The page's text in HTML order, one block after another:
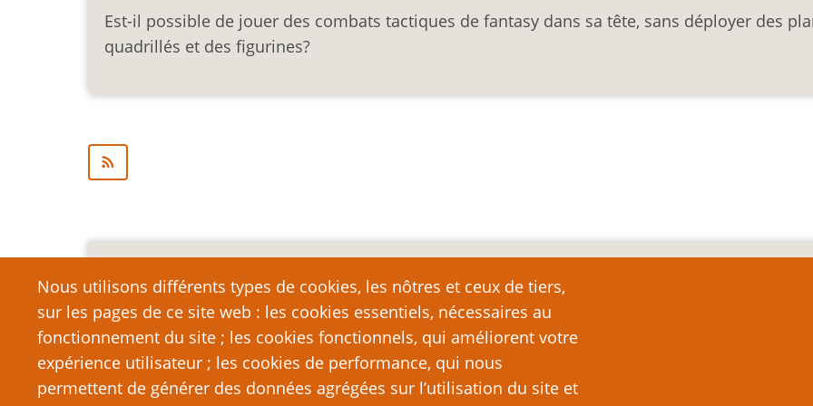
Est-il possible de jouer des combats tactiques de fantasy dans sa tête, sans déployer des
quadrillés et des figurines?
Nous utilisons différents types de cookies, les nôtres et ceux de tiers,
sur les pages de ce site web : les cookies essentiels, nécessaires au
fonctionnement du site ; les cookies fonctionnels, qui améliorent votre
expérience utilisateur ; les cookies de performance, qui nous
permettent de générer des données agrégées sur l’utilisation du site et
Mention légale importante
Nous vous encourageons à faire un lien vers cette page plutôt que de la copier ailleurs, car toute reproduction
qui dépasse la longueur raisonnable d’une citation (c’est-à-dire, en règle générale, un ou deux
strictement interdite. Si vous reproduisez une grande partie ou la totalité du texte de cette page sans l’autorisation
de PTGPTB.fr, et que vous diffusez ladite copie publiquement (sites Web, blogs, forums, imprimés, etc.), vous
que vous commettez délibérément une violation des lois sur le droit d’auteur, c’est-à-dire un acte illégal